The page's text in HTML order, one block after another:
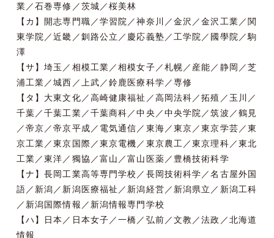
業／石巻専修／茨城／桜美林
【カ】開志専門職／学習院／神奈川／金沢／金沢工業／関
東学院／近畿／釧路公立／慶応義塾／工学院／國學院／駒
澤
【サ】埼玉／相模工業／相模女子／札幌／産能／静岡／芝
浦工業／城西／上武／鈴鹿医療科学／専修
【タ】大東文化／高崎健康福祉／高岡法科／拓殖／玉川／
千葉／千葉工業／千葉商科／中央／中央学院／筑波／鶴見
／帝京／帝京平成／電気通信／東海／東京／東京学芸／東
京工業／東京国際／東京電機／東京農工／東京理科／東北
工業／東洋／獨協／富山／富山医薬／豊橋技術科学
【ナ】長岡工業高等専門学校／長岡技術科学／名古屋外国
語／新潟／新潟医療福祉／新潟経営／新潟県立／新潟工科
／新潟国際情報／新潟情報専門学校
【ハ】日本／日本女子／一橋／弘前／文教／法政／北海道
情報